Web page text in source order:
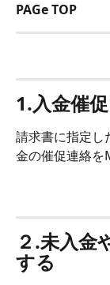
PAGe TOP
1.入金催
請求書に指定し
金の催促連絡を
２.未入金
する